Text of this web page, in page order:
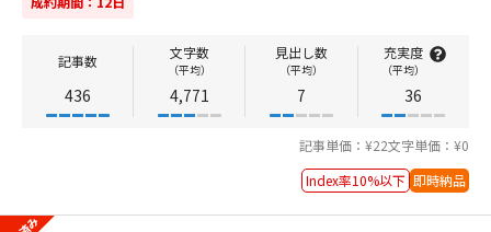
記事数
436
文字数
（平均）
4,771
見出し数
（平均）
7
充実度
（平均）
36
記事単価：¥22文字単価：¥0
Index率10%以下 即時納品